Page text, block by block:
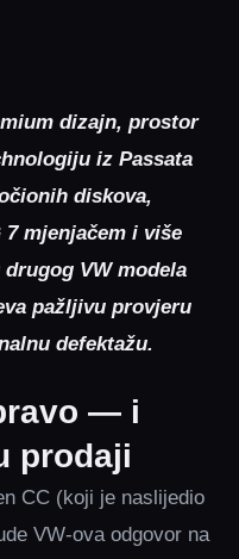
dizajn, prostor
iz Passata
diskova,
mjenjačem i više
VW modela
pažljivu provjeru
defektažu.
— i
prodaji
CC (koji je naslijedio
VW-ova odgovor na